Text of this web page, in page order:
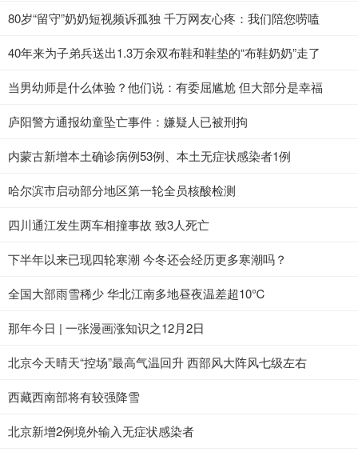
80岁“留守”奶奶短视频诉孤独 千万网友心疼：我们陪您唠嗑
40年来为子弟兵送出1.3万余双布鞋和鞋垫的“布鞋奶奶”走了
当男幼师是什么体验？他们说：有委屈尴尬 但大部分是幸福
庐阳警方通报幼童坠亡事件：嫌疑人已被刑拘
内蒙古新增本土确诊病例53例、本土无症状感染者1例
哈尔滨市启动部分地区第一轮全员核酸检测
四川通江发生两车相撞事故 致3人死亡
下半年以来已现四轮寒潮 今冬还会经历更多寒潮吗？
全国大部雨雪稀少 华北江南多地昼夜温差超10℃
那年今日 | 一张漫画涨知识之12月2日
北京今天晴天“控场”最高气温回升 西部风大阵风七级左右
西藏西南部将有较强降雪
北京新增2例境外输入无症状感染者